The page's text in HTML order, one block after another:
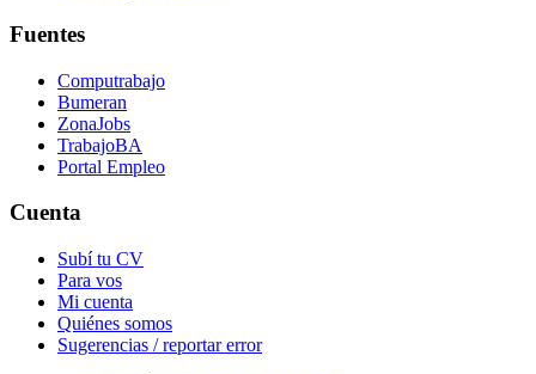
Fuentes
Computrabajo
Bumeran
ZonaJobs
TrabajoBA
Portal Empleo
Cuenta
Subí tu CV
Para vos
Mi cuenta
Quiénes somos
Sugerencias / reportar error